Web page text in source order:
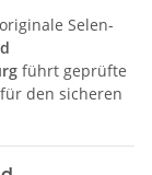
Selen-
führt geprüfte
für den sicheren